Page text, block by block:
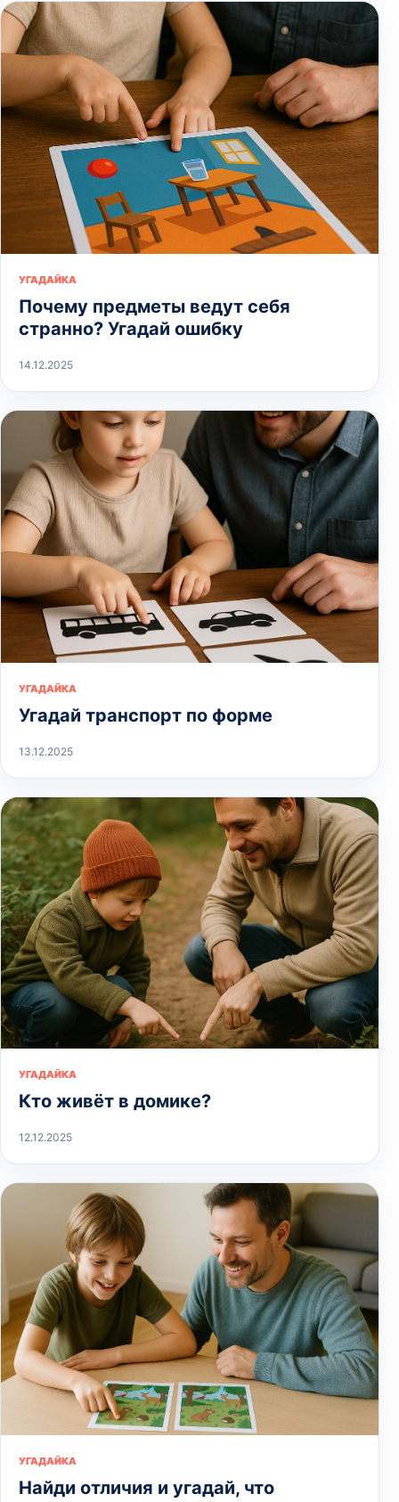
УГАДАЙКА
Почему предметы ведут себя
странно? Угадай ошибку
14.12.2025
УГАДАЙКА
Угадай транспорт по форме
13.12.2025
УГАДАЙКА
Кто живёт в домике?
12.12.2025
УГАДАЙКА
Найди отличия и угадай, что